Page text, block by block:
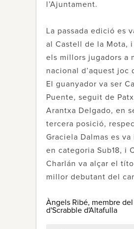
l’Ajuntament.
La passada edició es
al Castell de la Mota,
els millors jugadors a
nacional d’aquest joc
El guanyador va ser
Puente, seguit de
Arantxa Delgado, en
tercera posició,
Graciela Dalmas es va
en categoria Sub18, i
Charlán va alçar el
millor debutant del
Àngels Ribé, membre
d'Scrabble d'Altafulla